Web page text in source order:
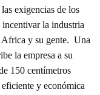
exigencias de los
incentivar la industria
Africa y su gente. Una
la empresa a su
150 centímetros
y económica